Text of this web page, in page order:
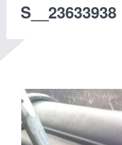
S__23633938